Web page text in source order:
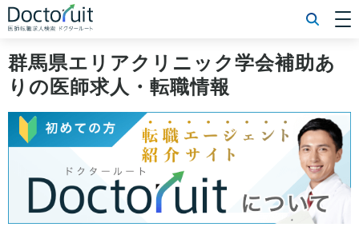
[常勤] 科目から探す
[常勤] 特徴から探す
[非常勤] エリアから探す
[非常勤] 科目から探す
Doctoruit医師転職特集
Doctoruitについて
運営者情報
プライバシーポリシー
群馬県エリアクリニック学会補助あ
りの医師求人・転職情報